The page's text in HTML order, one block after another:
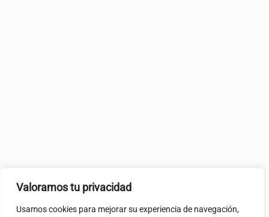
Valoramos tu privacidad
Usamos cookies para mejorar su experiencia de navegación,